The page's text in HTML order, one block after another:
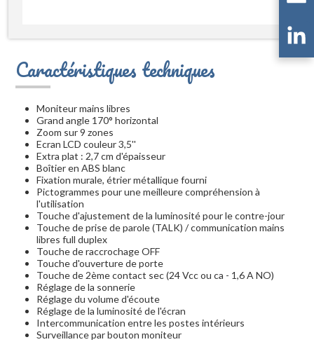
Caractéristiques techniques
Moniteur mains libres
Grand angle 170° horizontal
Zoom sur 9 zones
Ecran LCD couleur 3,5''
Extra plat : 2,7 cm d'épaisseur
Boîtier en ABS blanc
Fixation murale, étrier métallique fourni
Pictogrammes pour une meilleure compréhension à
l'utilisation
Touche d'ajustement de la luminosité pour le contre-jour
Touche de prise de parole (TALK) / communication mains
libres full duplex
Touche de raccrochage OFF
Touche d'ouverture de porte
Touche de 2ème contact sec (24 Vcc ou ca - 1,6 A NO)
Réglage de la sonnerie
Réglage du volume d'écoute
Réglage de la luminosité de l'écran
Intercommunication entre les postes intérieurs
Surveillance par bouton moniteur